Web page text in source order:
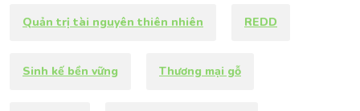
Quản trị tài nguyên thiên nhiên REDD
Sinh kế bền vững Thương mại gỗ